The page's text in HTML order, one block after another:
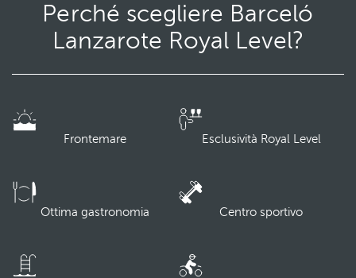
Perché scegliere Barceló
Lanzarote Royal Level?
Frontemare Esclusività Royal Level
Ottima gastronomia Centro sportivo